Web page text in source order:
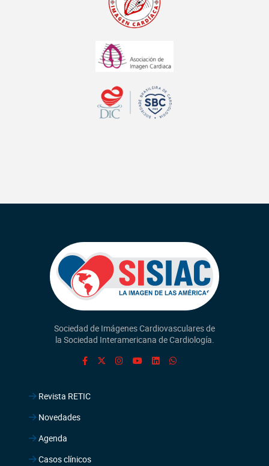
Sociedad de Imágenes Cardiovasculares de
la Sociedad Interamericana de Cardiología.
Revista RETIC
Novedades
Agenda
Casos clínicos